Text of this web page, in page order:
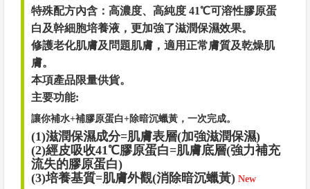
特殊配方內含：高濃度、高純度 41℃可溶性膠原蛋
白及幹細胞培養液，更加強了滋潤保濕效果。
修護老化肌膚及問題肌膚，適用正常膚質及乾燥肌
膚。
本項產品限量供貨。
主要功能:
讓你補水+補膠原蛋白+除暗沉蠟黃，一次完成。
(1)滋潤保濕成分=肌膚表層(加強滋潤保濕)
(2)經皮吸收41℃膠原蛋白=肌膚底層(強力補充
流失的膠原蛋白)
(3)培養基質=肌膚外觀(消除暗沉蠟黃) New